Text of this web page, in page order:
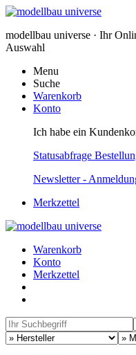
modellbau universe · Ihr
Auswahl
Menu
Suche
Warenkorb
Konto
Ich habe ein
Statusabfrage
Newsletter -
Merkzettel
Warenkorb
Konto
Merkzettel